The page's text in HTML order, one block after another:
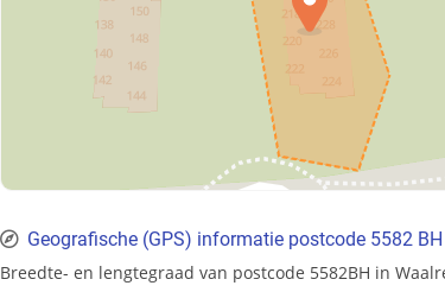
Geografische (GPS) informatie postcode 5582 BH
Breedte- en lengtegraad van postcode 5582BH in